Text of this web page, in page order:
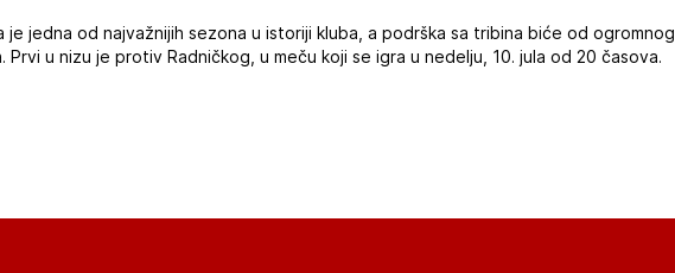
je jedna od najvažnijih sezona u istoriji kluba, a podrška sa tribina biće od ogromnog
Prvi u nizu je protiv Radničkog, u meču koji se igra u nedelju, 10. jula od 20 časova.